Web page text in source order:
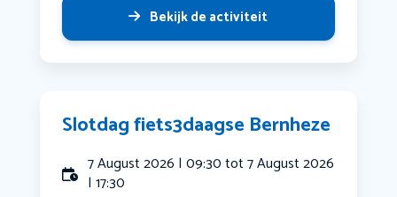
Bekijk de activiteit
Slotdag fiets3daagse Bernheze
7 August 2026 | 09:30 tot 7 August 2026
| 17:30